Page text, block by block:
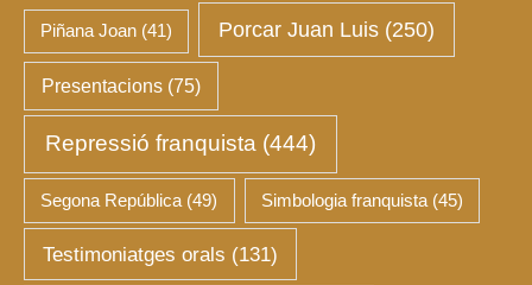
Piñana Joan (41) Porcar Juan Luis (250)
Presentacions (75)
Repressió franquista (444)
Segona República (49) Simbologia franquista (45)
Testimoniatges orals (131)